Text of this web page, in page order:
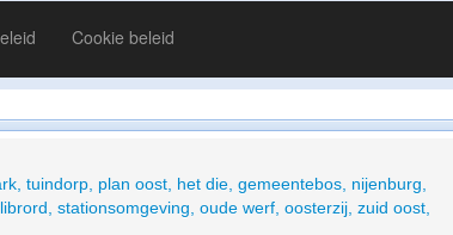
Cookie beleid
tuindorp, plan oost, het die, gemeentebos, nijenburg,
stationsomgeving, oude werf, oosterzij, zuid oost,